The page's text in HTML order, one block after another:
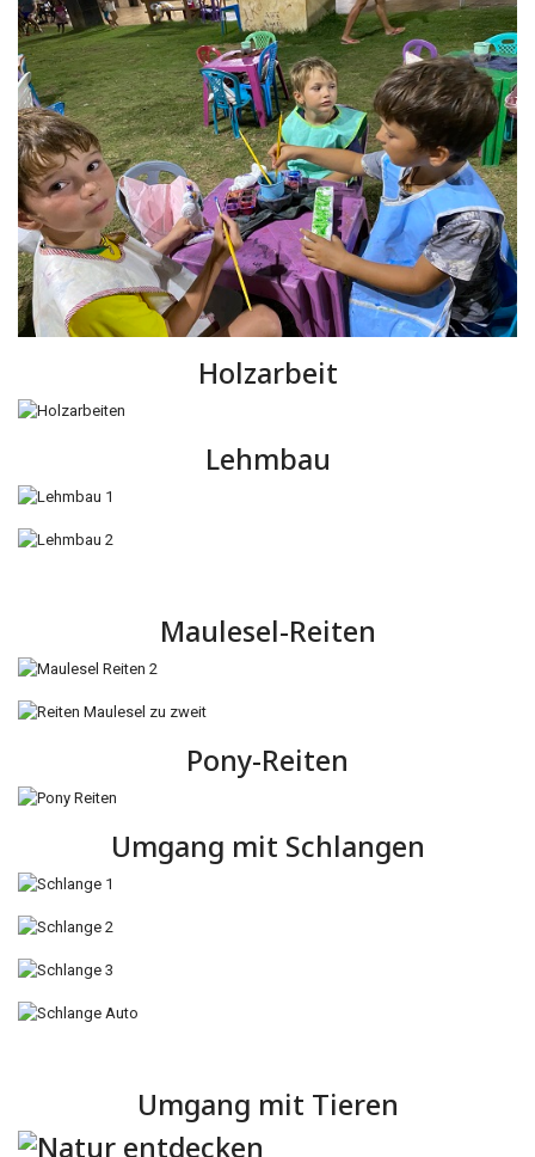
Holzarbeit
Lehmbau
Maulesel-Reiten
Pony-Reiten
Umgang mit Schlangen
Umgang mit Tieren